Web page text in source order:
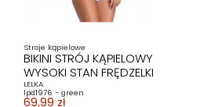
Stroje kąpielowe
BIKINI STRÓJ KĄPIELOWY
WYSOKI STAN FRĘDZELKI
LELKA
lpd1976 - green
69,99 zł